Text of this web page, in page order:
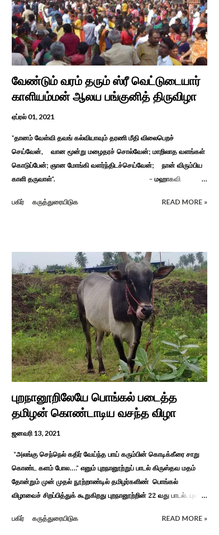
வேண்டும் வரம் தரும் ஸ்ரீ வெட்டுடையார்
காளியம்மன் ஆலய பங்குனித் திருவிழா
ஏப்ரல் 01, 2021
"தானம் வேள்வி தவங் கல்வியாவும் தரணி மீதி விலைபெறச்
செய்வேன், வான மூன்று மழைதரச் சொல்வேன்; மாறிலாத வளங்கள்
கொடுப்பேன்; ஞான மோங்கி வளர்ந்திடச்செய்வேன்; நான் விரும்பிய
காளி தருவாள்". - மஹாகவி
கொல்லங்குடி கிராம பக்தரின் கனவில் அய்யனார் தோன்றி
எடுத்த அய்யனார் என“வெட்டுடைய அய்யனார்“ நாமம் கோவில்
அமைத்து பூஜித்தனர். ஆங்கிலேய கிழக்கிந்திய ஆட்சியில் சிவகங்கை
இரண்டாம் மன்னர் முத்துவடுகநாதத் தேவர் ஆங்கிலேயரை எதிர்க்க
அவர்களால் காளையார் கோவிலில் இரண்டாம் மனைவி கௌரி
நாச்சியாருடன் கொல்லபட்டார். அவரது முதல் மனைவி
வேலுநாச்சியார...
பகிர் கருத்துரையிடுக READ MORE »
புறநானூறிலேயே பொங்கல் படைத்த
தமிழன் கொண்டாடிய வசந்த விழா
ஜனவரி 13, 2021
"அலங்கு செந்நெல் கதிர் வேய்ந்த பாய் கரும்பின் கொடிக்கீரை சாறு
கொண்ட களம் போல...." எனும் புறநானூற்றுப் பாடல் கிருஸ்தவ மதம்
தோன்றும் முன் முதல் நூற்றாண்டில் தமிழர்களிண் பொங்கல்
விழாவைச் சிறப்பித்துக் கூறுகிறது புறநானூற்றின் 22 வது பாடல். புலவர்
பொங்கல் விழாவை விவரிக்கிறார். நற்றிணை, குறுந்தொகை,
பகிர் கருத்துரையிடுக READ MORE »